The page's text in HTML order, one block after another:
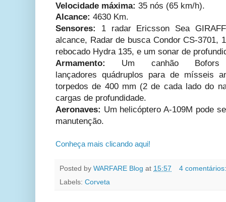
Velocidade máxima: 35 nós (65 km/h).
Alcance: 4630 Km.
Sensores:
1 radar Ericsson Sea
alcance, Radar de busca Condor CS-3701,
rebocado Hydra 135, e um sonar de
Armamento:
Um canhão
lançadores quádruplos para de mísseis
torpedos de 400 mm (2 de cada lado do
cargas de profundidade.
Aeronaves: Um helicóptero A-109M pode
manutenção.
Conheça mais clicando aqui!
Posted by WARFARE Blog at 15:57
4
Labels: Corveta